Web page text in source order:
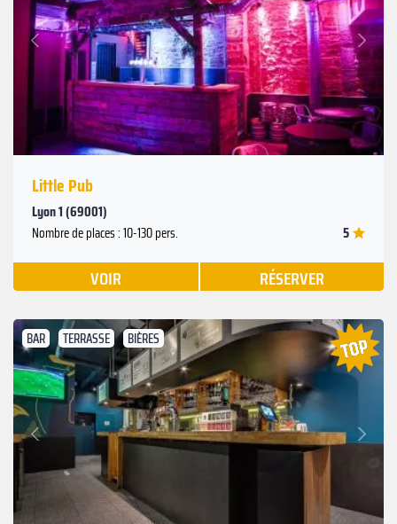
Précédent
Suivant
Little Pub
Lyon 1 (69001)
Nombre de places : 10-130 pers. 5
VOIR RÉSERVER
BAR TERRASSE BIÈRES
Précédent
Suivant